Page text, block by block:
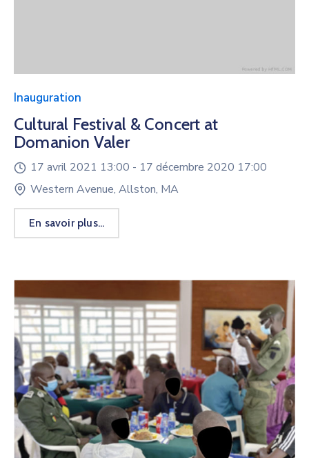
Inauguration
Cultural Festival & Concert at
Domanion Valer
17 avril 2021 13:00 - 17 décembre 2020 17:00
Western Avenue, Allston, MA
En savoir plus...